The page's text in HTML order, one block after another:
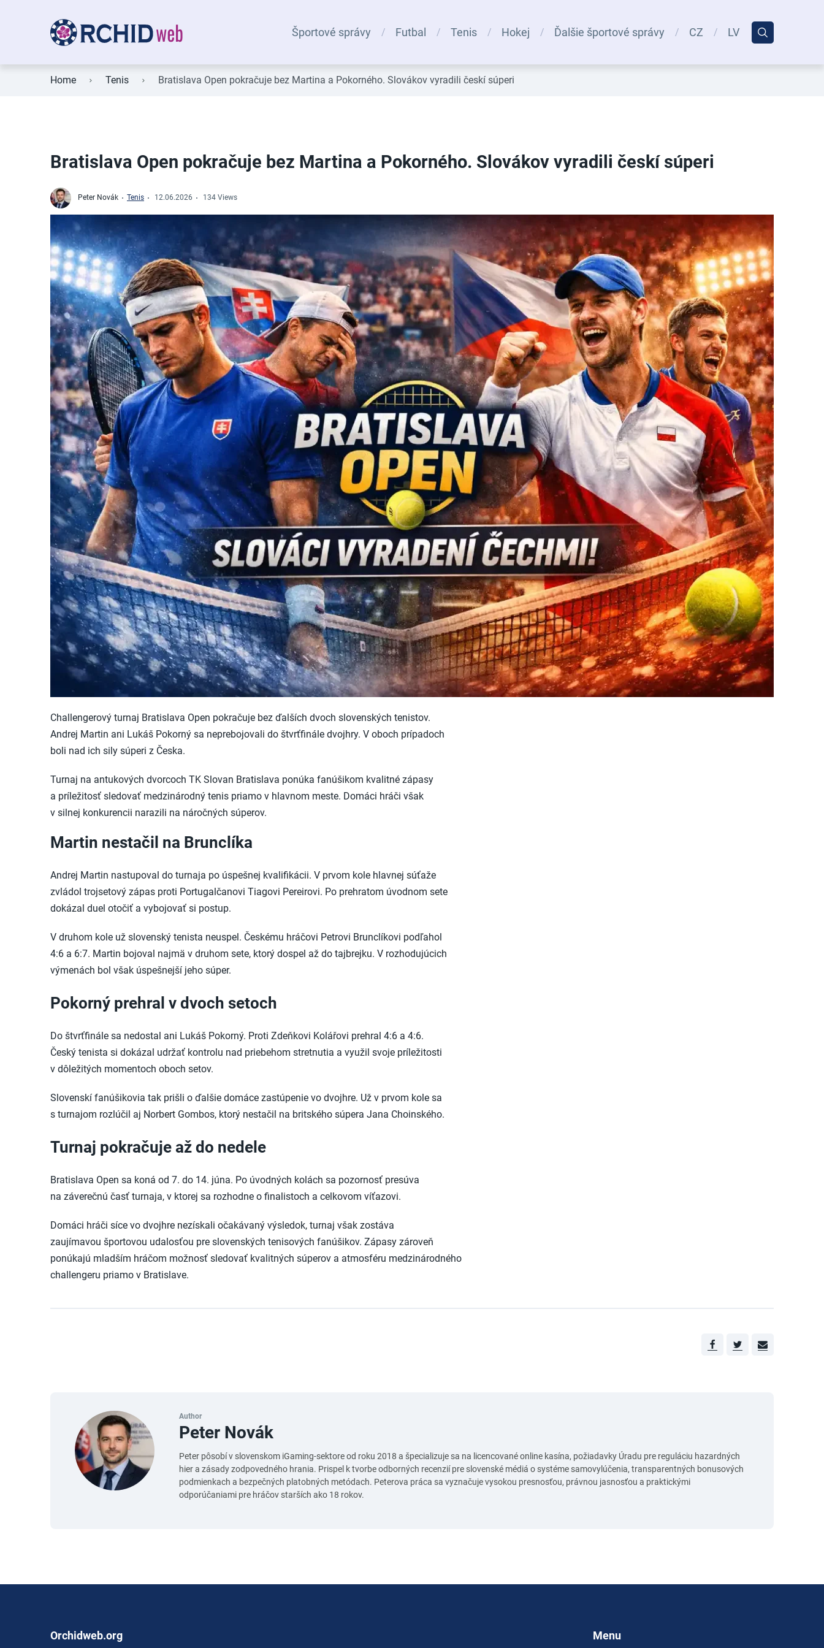
Športové správy Futbal Tenis Hokej Ďalšie športové správy CZ LV
Home Tenis Bratislava Open pokračuje bez Martina a Pokorného. Slovákov vyradili českí súperi
Bratislava Open pokračuje bez Martina a Pokorného. Slovákov vyradili českí súperi
Peter Novák Tenis 12.06.2026 134 Views
Challengerový turnaj Bratislava Open pokračuje bez ďalších dvoch slovenských tenistov.
Andrej Martin ani Lukáš Pokorný sa neprebojovali do štvrťfinále dvojhry. V oboch prípadoch
boli nad ich sily súperi z Česka.
Turnaj na antukových dvorcoch TK Slovan Bratislava ponúka fanúšikom kvalitné zápasy
a príležitosť sledovať medzinárodný tenis priamo v hlavnom meste. Domáci hráči však
v silnej konkurencii narazili na náročných súperov.
Martin nestačil na Brunclíka
Andrej Martin nastupoval do turnaja po úspešnej kvalifikácii. V prvom kole hlavnej súťaže
zvládol trojsetový zápas proti Portugalčanovi Tiagovi Pereirovi. Po prehratom úvodnom sete
dokázal duel otočiť a vybojovať si postup.
V druhom kole už slovenský tenista neuspel. Českému hráčovi Petrovi Brunclíkovi podľahol
4:6 a 6:7. Martin bojoval najmä v druhom sete, ktorý dospel až do tajbrejku. V rozhodujúcich
výmenách bol však úspešnejší jeho súper.
Pokorný prehral v dvoch setoch
Do štvrťfinále sa nedostal ani Lukáš Pokorný. Proti Zdeňkovi Kolářovi prehral 4:6 a 4:6.
Český tenista si dokázal udržať kontrolu nad priebehom stretnutia a využil svoje príležitosti
v dôležitých momentoch oboch setov.
Slovenskí fanúšikovia tak prišli o ďalšie domáce zastúpenie vo dvojhre. Už v prvom kole sa
s turnajom rozlúčil aj Norbert Gombos, ktorý nestačil na britského súpera Jana Choinského.
Turnaj pokračuje až do nedele
Bratislava Open sa koná od 7. do 14. júna. Po úvodných kolách sa pozornosť presúva
na záverečnú časť turnaja, v ktorej sa rozhodne o finalistoch a celkovom víťazovi.
Domáci hráči síce vo dvojhre nezískali očakávaný výsledok, turnaj však zostáva
zaujímavou športovou udalosťou pre slovenských tenisových fanúšikov. Zápasy zároveň
ponúkajú mladším hráčom možnosť sledovať kvalitných súperov a atmosféru medzinárodného
challengeru priamo v Bratislave.
Author
Peter Novák
Peter pôsobí v slovenskom iGaming‑sektore od roku 2018 a špecializuje sa na licencované online kasína, požiadavky Úradu pre reguláciu hazardných
hier a zásady zodpovedného hrania. Prispel k tvorbe odborných recenzií pre slovenské médiá o systéme samovylúčenia, transparentných bonusových
podmienkach a bezpečných platobných metódach. Peterova práca sa vyznačuje vysokou presnosťou, právnou jasnosťou a praktickými
odporúčaniami pre hráčov starších ako 18 rokov.
Orchidweb.org Menu